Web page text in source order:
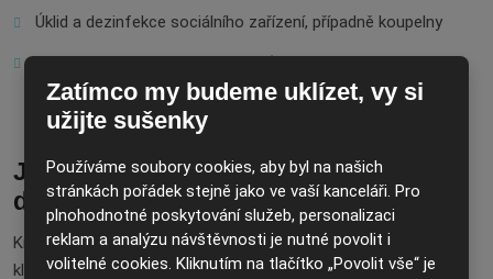
Úklid a dezinfekce sociálního zařízení, případně koupelny
Doplňování hygienických potřeb (toaletní papír, mýdlo,
papírové ubrousky atd.)
Jednorázový doplňkový úklid pro
dlouhodobé pravidelné zákazníky
Kromě pravidelného úklidu zajišťujeme našim dlouhodobým
klientům také jednorázový úklid. V nabídce totiž máme služby,
Zatímco my budeme uklízet, vy si
užijte sušenky
Používáme soubory cookies, aby byl na našich
stránkách pořádek stejně jako ve vaší kanceláři. Pro
plnohodnotné poskytování služeb, personalizaci
reklam a analýzu návštěvnosti je nutné povolit i
volitelné cookies. Kliknutím na tlačítko „Povolit vše“ je